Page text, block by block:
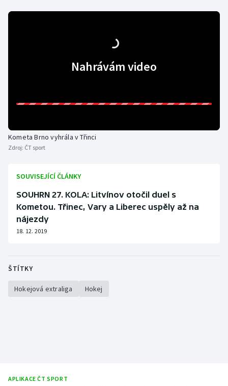
Nahrávám video
Kometa Brno vyhrála v Třinci
Zdroj: ČT sport
SOUVISEJÍCÍ ČLÁNKY
SOUHRN 27. KOLA: Litvínov otočil duel s
Kometou. Třinec, Vary a Liberec uspěly až na
nájezdy
18. 12. 2019
ŠTÍTKY
Hokejová extraliga Hokej
APLIKACE ČT SPORT